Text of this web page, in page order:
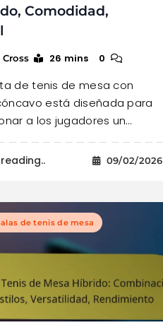
Comodidad,
26 mins 0
de tenis de mesa con
está diseñada para
a los jugadores un…
09/02/2026
de tenis de mesa